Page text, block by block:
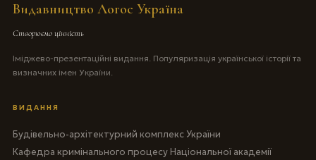
Видавництво Логос Україна
Створюємо цінність
Іміджево-презентаційні видання. Популяризація української історії та
визначних імен України.
ВИДАННЯ
Будівельно-архітектурний комплекс України
Кафедра кримінального процесу Національної академії